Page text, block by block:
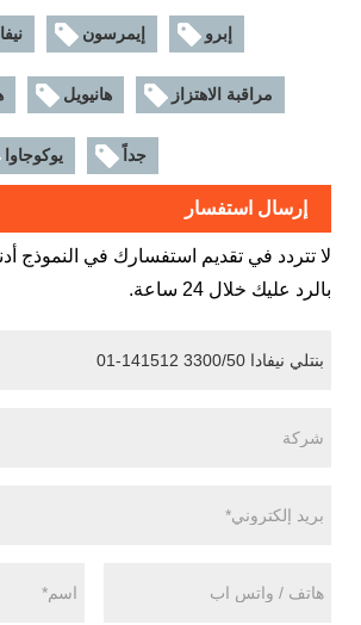
إيمرسون إبرو
هانيويل مراقبة الاهتزاز
يوكوجاوا جداً
إرسال استفسار
لا تتردد في تقديم استفسارك في النموذج
بالرد عليك خلال 24 ساعة.